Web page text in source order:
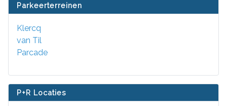
Parkeerterreinen
Klercq
van Til
Parcade
P+R Locaties